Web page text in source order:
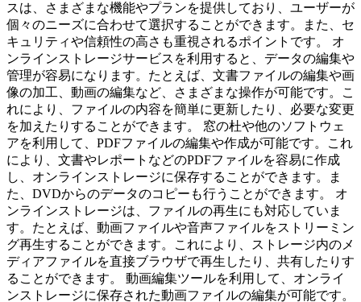
スは、さまざまな機能やプランを提供しており、ユーザーが
個々のニーズに合わせて選択することができます。また、セ
キュリティや信頼性の高さも重視されるポイントです。 オ
ンラインストレージサービスを利用すると、データの編集や
管理が容易になります。たとえば、文書ファイルの編集や画
像の加工、動画の編集など、さまざまな操作が可能です。こ
れにより、ファイルの内容を簡単に更新したり、必要な変更
を加えたりすることができます。 窓の杜や他のソフトウェ
アを利用して、PDFファイルの編集や作成が可能です。これ
により、文書やレポートなどのPDFファイルを容易に作成
し、オンラインストレージに保存することができます。ま
た、DVDからのデータのコピーも行うことができます。 オ
ンラインストレージは、ファイルの再生にも対応していま
す。たとえば、動画ファイルや音声ファイルをストリーミン
グ再生することができます。これにより、ストレージ内のメ
ディアファイルを直接ブラウザで再生したり、共有したりす
ることができます。 動画編集ツールを利用して、オンライ
ンストレージに保存された動画ファイルの編集が可能です。